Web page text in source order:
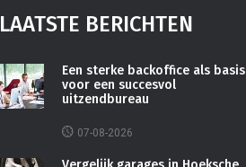
LAATSTE BERICHTEN
Een sterke backoffice als basis
voor een succesvol
uitzendbureau
07-08-2026